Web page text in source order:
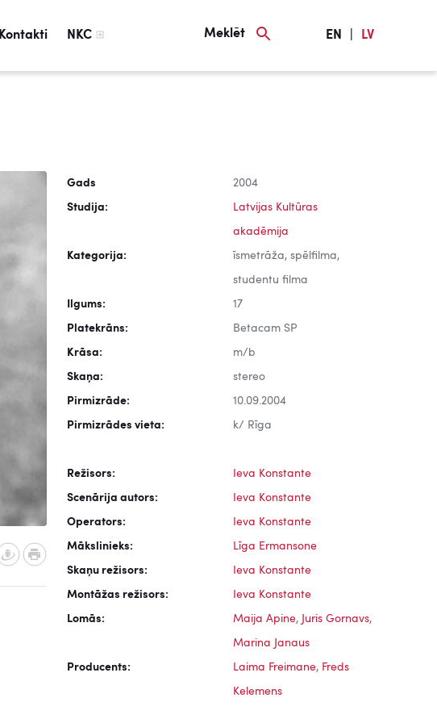
Kontakti NKC Meklēt EN LV
Gads 2004
Studija: Latvijas Kultūras
akadēmija
Kategorija: īsmetrāža, spēlfilma,
studentu filma
Ilgums: 17
Platekrāns: Betacam SP
Krāsa: m/b
Skaņa: stereo
Pirmizrāde: 10.09.2004
Pirmizrādes vieta: k/ Rīga
Režisors: Ieva Konstante
Scenārija autors: Ieva Konstante
Operators: Ieva Konstante
Mākslinieks: Līga Ermansone
Skaņu režisors: Ieva Konstante
Montāžas režisors: Ieva Konstante
Lomās: Maija Apine, Juris Gornavs,
Marina Janaus
Producents: Laima Freimane, Freds
Kelemens